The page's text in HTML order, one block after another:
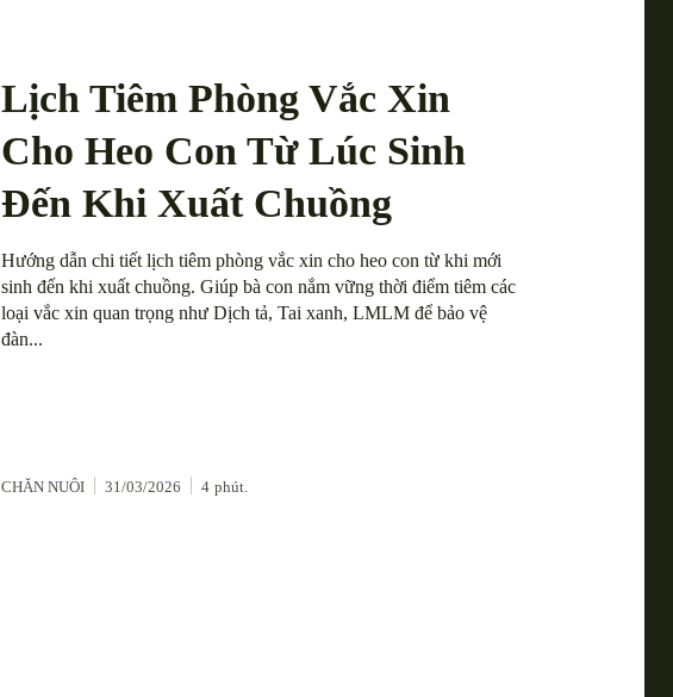
Lịch Tiêm Phòng Vắc Xin
Cho Heo Con Từ Lúc Sinh
Đến Khi Xuất Chuồng
Hướng dẫn chi tiết lịch tiêm phòng vắc xin cho heo con từ khi mới
sinh đến khi xuất chuồng. Giúp bà con nắm vững thời điểm tiêm các
loại vắc xin quan trọng như Dịch tả, Tai xanh, LMLM để bảo vệ
đàn...
CHĂN NUÔI 31/03/2026 4 phút.